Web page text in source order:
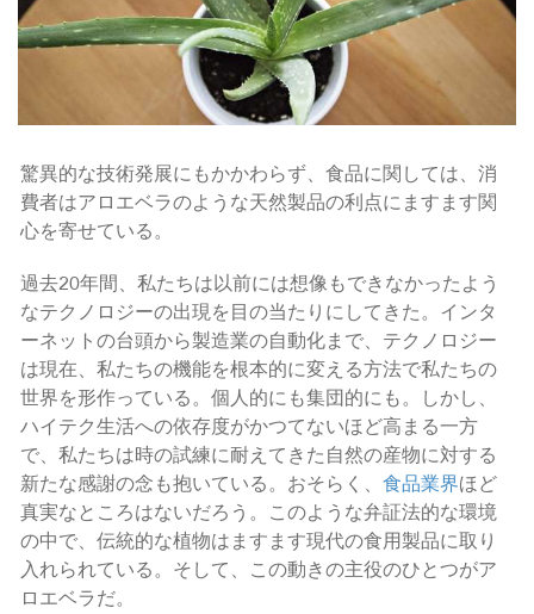
驚異的な技術発展にもかかわらず、食品に関しては、消
費者はアロエベラのような天然製品の利点にますます関
心を寄せている。
過去20年間、私たちは以前には想像もできなかったよう
なテクノロジーの出現を目の当たりにしてきた。インタ
ーネットの台頭から製造業の自動化まで、テクノロジー
は現在、私たちの機能を根本的に変える方法で私たちの
世界を形作っている。個人的にも集団的にも。しかし、
ハイテク生活への依存度がかつてないほど高まる一方
で、私たちは時の試練に耐えてきた自然の産物に対する
新たな感謝の念も抱いている。おそらく、 食品業界ほど
真実なところはないだろう。このような弁証法的な環境
の中で、伝統的な植物はますます現代の食用製品に取り
入れられている。そして、この動きの主役のひとつがア
ロエベラだ。